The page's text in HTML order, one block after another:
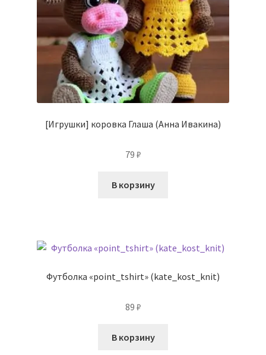
[Игрушки] коровка Глаша (Анна Ивакина)
79 ₽
В корзину
Футболка «point_tshirt» (kate_kost_knit)
89 ₽
В корзину